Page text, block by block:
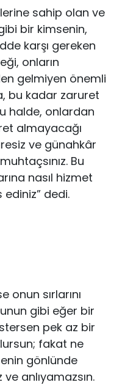
sahip olan ve
bir kimsenin,
karşı gereken
onların
gelmiyen önemli
bu kadar zaruret
halde, onlardan
almayacağı
ve günahkâr
Bu
nasıl hizmet
ediniz” dedi.
onun sırlarını
gibi eğer bir
pek az bir
fakat ne
gönlünde
anlıyamazsın.